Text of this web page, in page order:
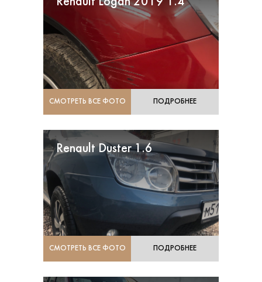
СМОТРЕТЬ ВСЕ ФОТО ПОДРОБНЕЕ
Renault Duster 1.6
СМОТРЕТЬ ВСЕ ФОТО ПОДРОБНЕЕ